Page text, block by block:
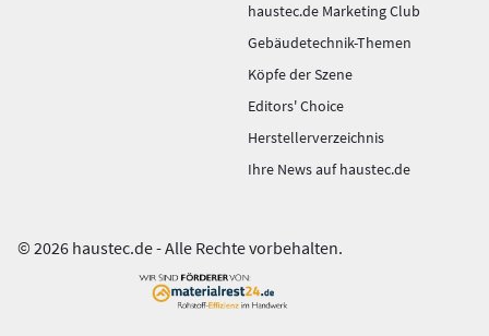
haustec.de Marketing Club
Gebäudetechnik-Themen
Köpfe der Szene
Editors' Choice
Herstellerverzeichnis
Ihre News auf haustec.de
© 2026 haustec.de - Alle Rechte vorbehalten.